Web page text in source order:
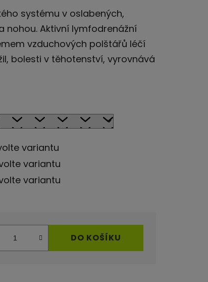
systému v oslabených,
nohou. Aktivní lymfodrenážní
vzduchových polštářů léčí
bolesti v těhotenství, vyrovnává
variantu
variantu
variantu
DO KOŠÍKU